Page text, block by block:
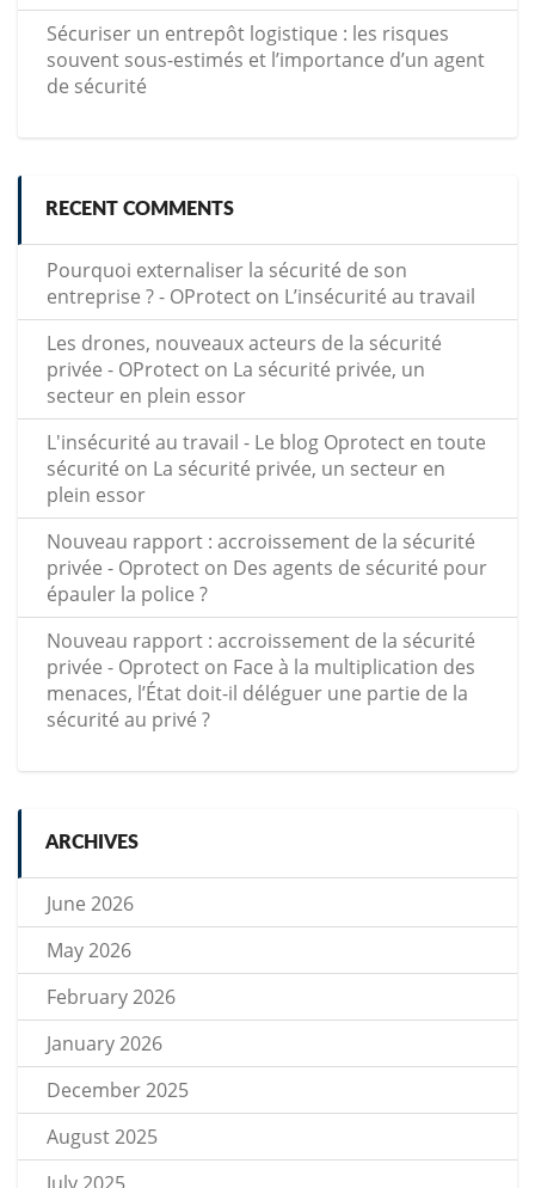
Sécuriser un entrepôt logistique : les risques
souvent sous-estimés et l’importance d’un agent
de sécurité
RECENT COMMENTS
Pourquoi externaliser la sécurité de son
entreprise ? - OProtect on L’insécurité au travail
Les drones, nouveaux acteurs de la sécurité
privée - OProtect on La sécurité privée, un
secteur en plein essor
L'insécurité au travail - Le blog Oprotect en toute
sécurité on La sécurité privée, un secteur en
plein essor
Nouveau rapport : accroissement de la sécurité
privée - Oprotect on Des agents de sécurité pour
épauler la police ?
Nouveau rapport : accroissement de la sécurité
privée - Oprotect on Face à la multiplication des
menaces, l’État doit-il déléguer une partie de la
sécurité au privé ?
ARCHIVES
June 2026
May 2026
February 2026
January 2026
December 2025
August 2025